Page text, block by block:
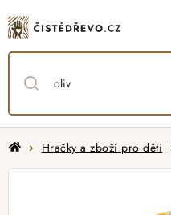
na
obsah
DomůHračky a zboží pro děti